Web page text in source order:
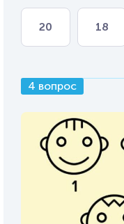
20 18
4 вопрос